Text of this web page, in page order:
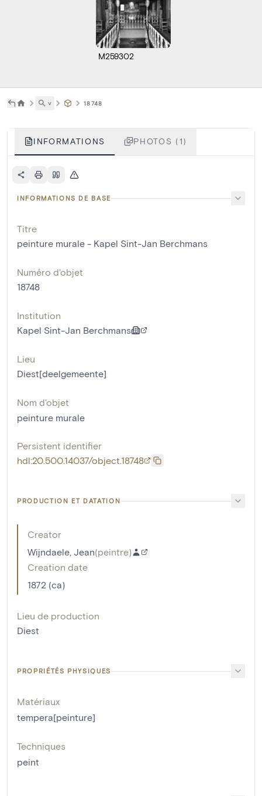
M259302
˅ 18748
INFORMATIONS PHOTOS (1)
INFORMATIONS DE BASE
Titre
peinture murale - Kapel Sint-Jan Berchmans
Numéro d'objet
18748
Institution
Kapel Sint-Jan Berchmans
Lieu
Diest[deelgemeente]
Nom d'objet
peinture murale
Persistent identifier
hdl:20.500.14037/object.18748
PRODUCTION ET DATATION
Creator
Wijndaele, Jean(peintre)
Creation date
1872 (ca)
Lieu de production
Diest
PROPRIÉTÉS PHYSIQUES
Matériaux
tempera[peinture]
Techniques
peint